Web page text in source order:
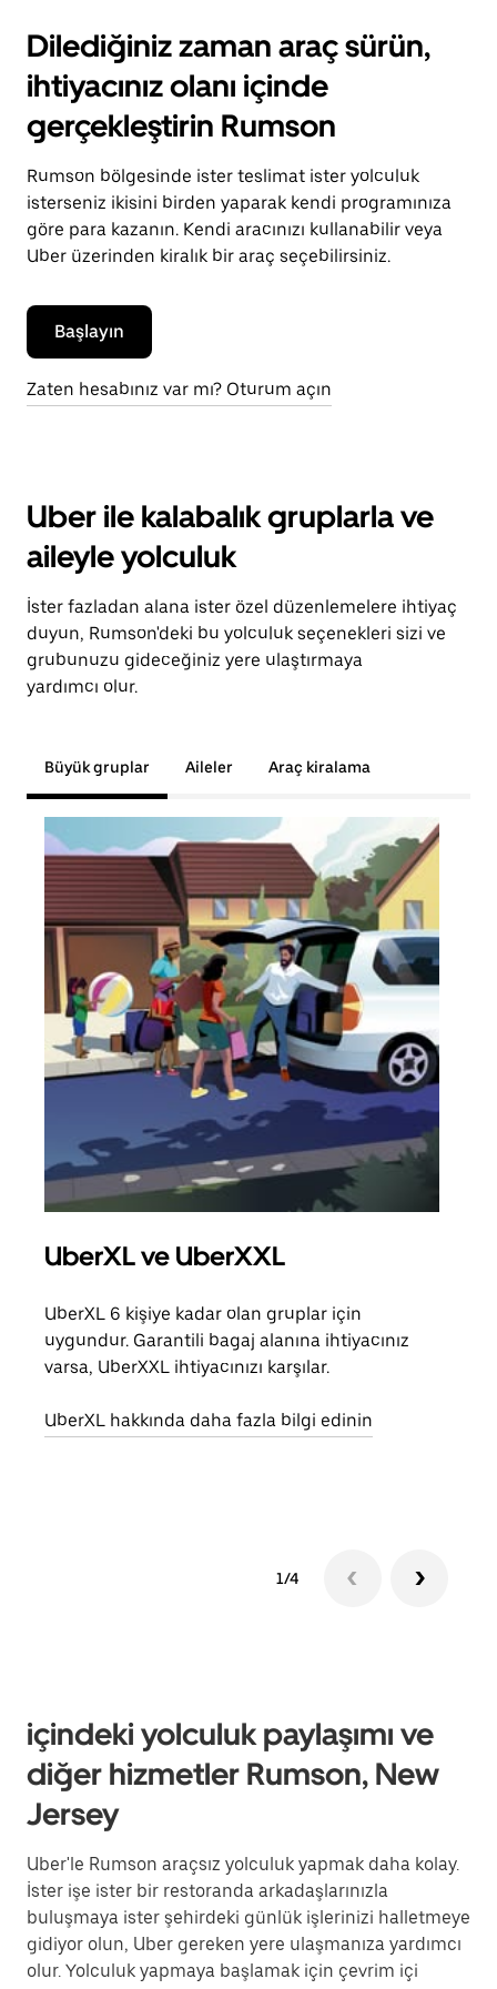
Dilediğiniz zaman araç sürün,
ihtiyacınız olanı içinde
gerçekleştirin Rumson
Rumson bölgesinde ister teslimat ister yolculuk
isterseniz ikisini birden yaparak kendi programınıza
göre para kazanın. Kendi aracınızı kullanabilir veya
Uber üzerinden kiralık bir araç seçebilirsiniz.
Başlayın
Zaten hesabınız var mı? Oturum açın
Uber ile kalabalık gruplarla ve
aileyle yolculuk
İster fazladan alana ister özel düzenlemelere ihtiyaç
duyun, Rumson'deki bu yolculuk seçenekleri sizi ve
grubunuzu gideceğiniz yere ulaştırmaya
yardımcı olur.
Büyük gruplar Aileler Araç kiralama
UberXL ve UberXXL
UberXL 6 kişiye kadar olan gruplar için
uygundur. Garantili bagaj alanına ihtiyacınız
varsa, UberXXL ihtiyacınızı karşılar.
UberXL hakkında daha fazla bilgi edinin
1/4
içindeki yolculuk paylaşımı ve
diğer hizmetler Rumson, New
Jersey
Uber'le Rumson araçsız yolculuk yapmak daha kolay.
İster işe ister bir restoranda arkadaşlarınızla
buluşmaya ister şehirdeki günlük işlerinizi halletmeye
gidiyor olun, Uber gereken yere ulaşmanıza yardımcı
olur. Yolculuk yapmaya başlamak için çevrim içi